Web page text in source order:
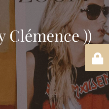
Clémence ))